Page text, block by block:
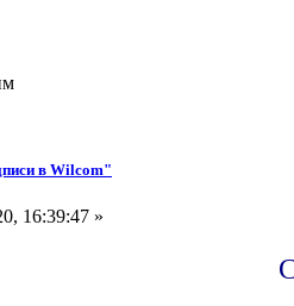
в Wilcom"
16:39:47 »